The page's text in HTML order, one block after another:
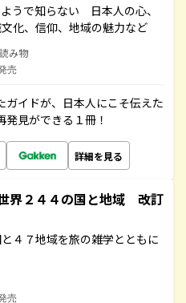
うで知らない 日本人の心、
化、信仰、地域の魅力など
み物
売
ガイドが、日本人にこそ伝えた
見ができる１冊！
詳細を見る
界２４４の国と地域 改訂
４７地域を旅の雑学とともに
売